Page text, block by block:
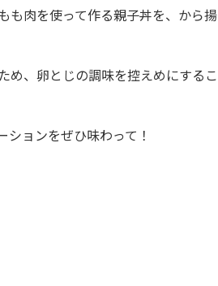
も肉を使って作る親子丼を、から揚
め、卵とじの調味を控えめにするこ
ョンをぜひ味わって！